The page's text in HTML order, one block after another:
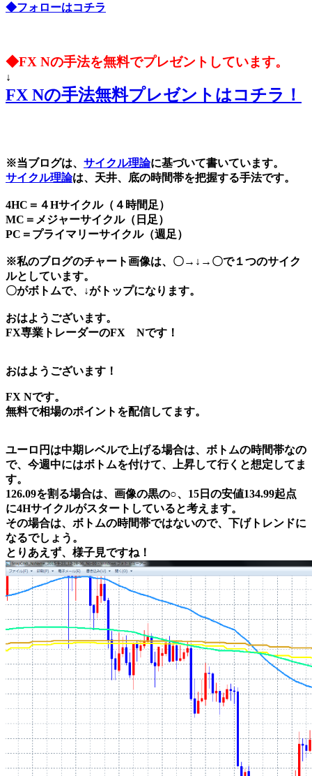
◆フォローはコチラ
◆FX Nの手法を無料でプレゼントしています。
↓
FX Nの手法無料プレゼントはコチラ！
※当ブログは、 サイクル理論に基づいて書いています。
サイクル理論は、天井、底の時間帯を把握する手法です。
4HC＝４Hサイクル（４時間足）
MC＝メジャーサイクル（日足）
PC＝プライマリーサイクル（週足）
※私のブログのチャート画像は、〇→↓→〇で１つのサイク
ルとしています。
〇がボトムで、↓がトップになります。
おはようございます。
FX専業トレーダーのFX Nです！
おはようございます！
FX Nです。
無料で相場のポイントを配信してます。
ユーロ円は中期レベルで上げる場合は、ボトムの時間帯なの
で、今週中にはボトムを付けて、上昇して行くと想定してま
す。
126.09を割る場合は、画像の黒の○、15日の安値134.99起点
に4Hサイクルがスタートしていると考えます。
その場合は、ボトムの時間帯ではないので、下げトレンドに
なるでしょう。
とりあえず、様子見ですね！